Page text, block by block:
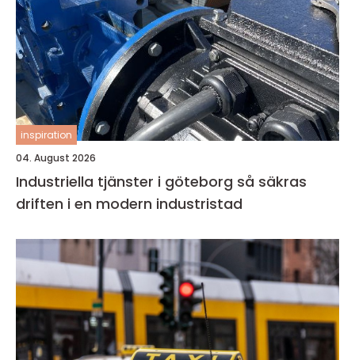
inspiration
04. August 2026
Industriella tjänster i göteborg så säkras
driften i en modern industristad